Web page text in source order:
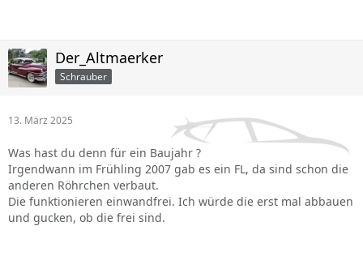
Der_Altmaerker
Schrauber
13. März 2025
Was hast du denn für ein Baujahr ?
Irgendwann im Frühling 2007 gab es ein FL, da sind schon die
anderen Röhrchen verbaut.
Die funktionieren einwandfrei. Ich würde die erst mal abbauen
und gucken, ob die frei sind.